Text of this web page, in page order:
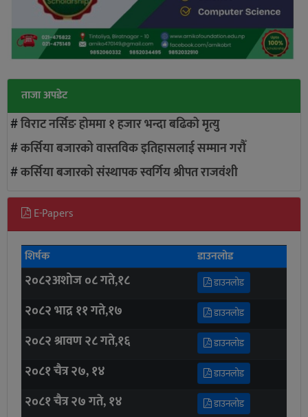
ताजा अपडेट
#विराट नर्सिङ हाेममा १ हजार भन्दा बढिकाे मृत्यु
#कर्सिया बजारको वास्तविक इतिहासलाई सम्मान गरौँ
#कर्सिया बजारको संस्थापक स्वर्गिय श्रीपत राजवंशी
E-Papers
शिर्षक डाउनलोड
२०८२अशोज ०८ गते,१८ डाउनलोड
२०८२ भाद्र ११ गते,१७ डाउनलोड
२०८२ श्रावण २८ गते,१६ डाउनलोड
२०८१ चैत्र २७, १४ डाउनलोड
२०८१ चैत्र २७ गते, १४ डाउनलोड